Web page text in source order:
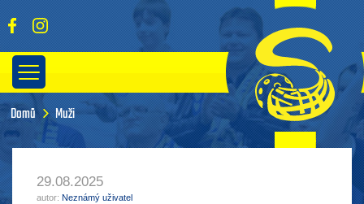
Domů Muži
29.08.2025
autor: Neznámý uživatel